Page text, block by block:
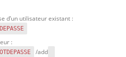
d’un utilisateur existant :
:
/add